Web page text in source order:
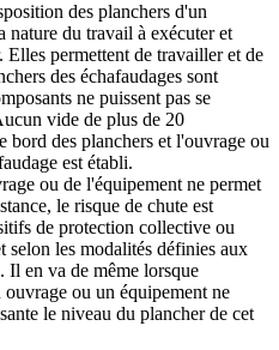
des planchers d'un
nature du travail à exécuter et
Elles permettent de travailler et de
des échafaudages sont
ne puissent pas se
vide de plus de 20
bord des planchers et l'ouvrage ou
est établi.
ou de l'équipement ne permet
le risque de chute est
de protection collective ou
les modalités définies aux
en va de même lorsque
ou un équipement ne
le niveau du plancher de cet